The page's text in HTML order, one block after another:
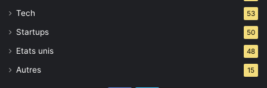
Tech 53
Startups 50
Etats unis 48
Autres 15